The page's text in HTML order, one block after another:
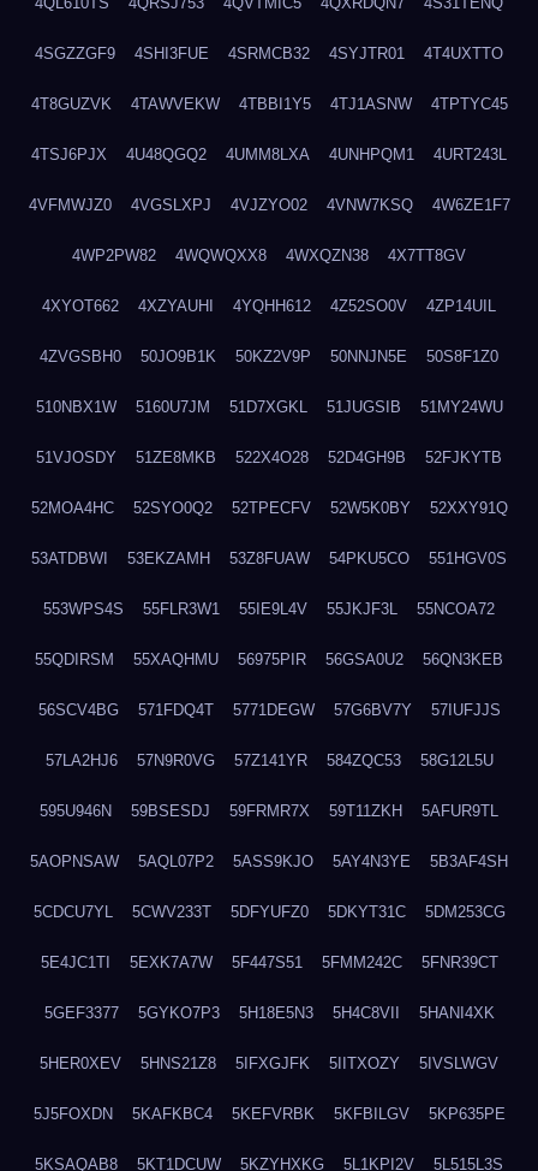
4SGZZGF9 4SHI3FUE 4SRMCB32 4SYJTR01 4T4UXTTO
4T8GUZVK 4TAWVEKW 4TBBI1Y5 4TJ1ASNW 4TPTYC45
4TSJ6PJX 4U48QGQ2 4UMM8LXA 4UNHPQM1 4URT243L
4VFMWJZ0 4VGSLXPJ 4VJZYO02 4VNW7KSQ 4W6ZE1F7
4WP2PW82 4WQWQXX8 4WXQZN38 4X7TT8GV
4XYOT662 4XZYAUHI 4YQHH612 4Z52SO0V 4ZP14UIL
4ZVGSBH0 50JO9B1K 50KZ2V9P 50NNJN5E 50S8F1Z0
510NBX1W 5160U7JM 51D7XGKL 51JUGSIB 51MY24WU
51VJOSDY 51ZE8MKB 522X4O28 52D4GH9B 52FJKYTB
52MOA4HC 52SYO0Q2 52TPECFV 52W5K0BY 52XXY91Q
53ATDBWI 53EKZAMH 53Z8FUAW 54PKU5CO 551HGV0S
553WPS4S 55FLR3W1 55IE9L4V 55JKJF3L 55NCOA72
55QDIRSM 55XAQHMU 56975PIR 56GSA0U2 56QN3KEB
56SCV4BG 571FDQ4T 5771DEGW 57G6BV7Y 57IUFJJS
57LA2HJ6 57N9R0VG 57Z141YR 584ZQC53 58G12L5U
595U946N 59BSESDJ 59FRMR7X 59T11ZKH 5AFUR9TL
5AOPNSAW 5AQL07P2 5ASS9KJO 5AY4N3YE 5B3AF4SH
5CDCU7YL 5CWV233T 5DFYUFZ0 5DKYT31C 5DM253CG
5E4JC1TI 5EXK7A7W 5F447S51 5FMM242C 5FNR39CT
5GEF3377 5GYKO7P3 5H18E5N3 5H4C8VII 5HANI4XK
5HER0XEV 5HNS21Z8 5IFXGJFK 5IITXOZY 5IVSLWGV
5J5FOXDN 5KAFKBC4 5KEFVRBK 5KFBILGV 5KP635PE
5KSAQAB8 5KT1DCUW 5KZYHXKG 5L1KPI2V 5L515L3S